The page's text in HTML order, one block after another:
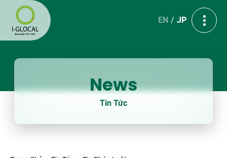
EN JP
News
Tin Tức